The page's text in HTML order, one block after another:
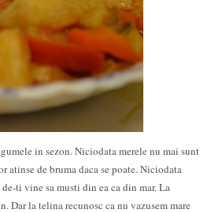
in sezon. Niciodata merele nu mai sunt
atinse de bruma daca se poate. Niciodata
ti vine sa musti din ea ca din mar. La
Dar la telina recunosc ca nu vazusem mare